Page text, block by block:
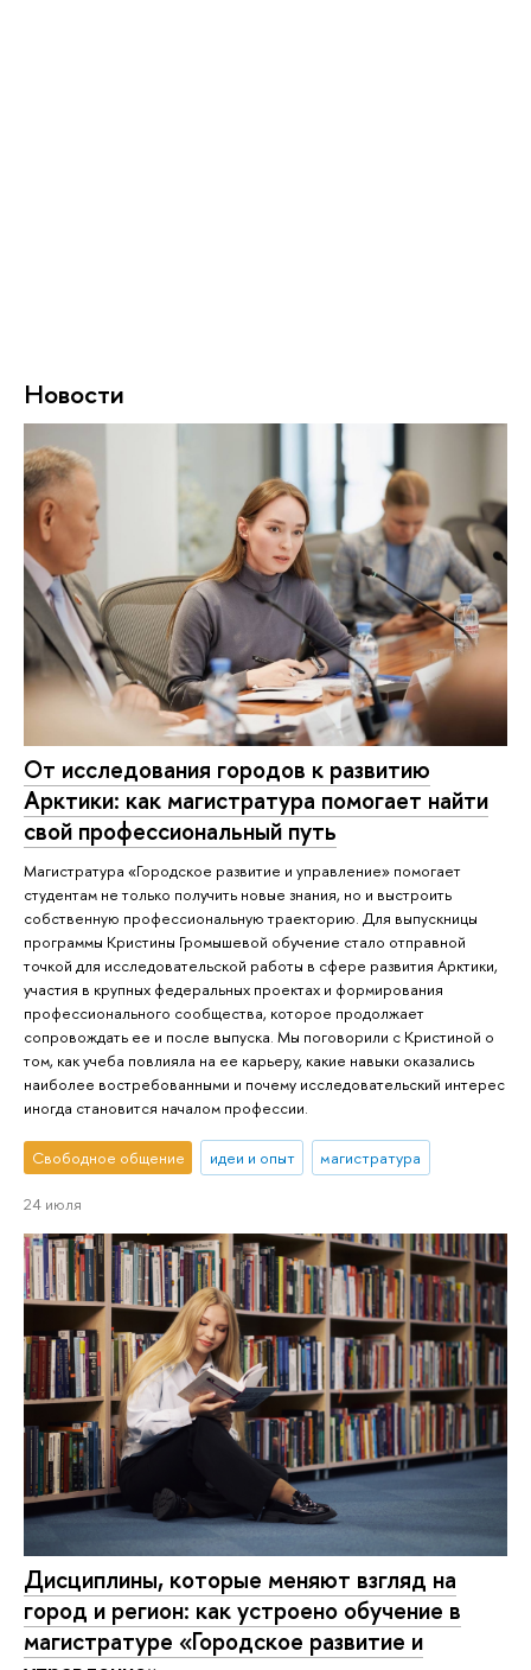
Новости
От исследования городов к развитию
Арктики: как магистратура помогает найти
свой профессиональный путь
Магистратура «Городское развитие и управление» помогает
студентам не только получить новые знания, но и выстроить
собственную профессиональную траекторию. Для выпускницы
программы Кристины Громышевой обучение стало отправной
точкой для исследовательской работы в сфере развития Арктики,
участия в крупных федеральных проектах и формирования
профессионального сообщества, которое продолжает
сопровождать ее и после выпуска. Мы поговорили с Кристиной о
том, как учеба повлияла на ее карьеру, какие навыки оказались
наиболее востребованными и почему исследовательский интерес
иногда становится началом профессии.
Свободное общение идеи и опыт магистратура
24 июля
Дисциплины, которые меняют взгляд на
город и регион: как устроено обучение в
магистратуре «Городское развитие и